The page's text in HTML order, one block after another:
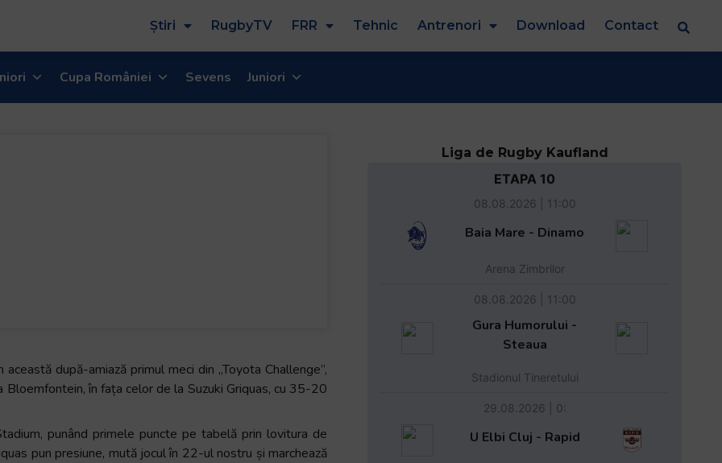
Știri RugbyTV FRR Tehnic Antrenori Download Contact
Cupa României Sevens Juniori
după-amiază primul meci din „Toyota Challenge”,
în fața celor de la Suzuki Griquas, cu 35-20
punând primele puncte pe tabelă prin lovitura de
pun presiune, mută jocul în 22-ul nostru și marchează
Liga de Rugby Kaufland
ETAPA 10
08.08.2026 | 11:00
Baia Mare - Dinamo
Arena Zimbrilor
08.08.2026 | 11:00
Gura Humorului -
Steaua
Stadionul Tineretului
29.08.2026 | 0:
U Elbi Cluj - Rapid